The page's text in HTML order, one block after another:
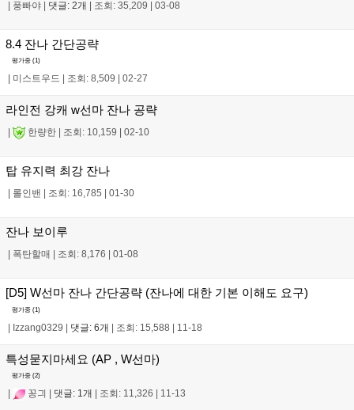
풍빠야 댓글: 2개 조회: 35,209 03-08
8.4 잔나 간단공략
평가중 (1)
미스트우드 조회: 8,509 02-27
라인전 강캐 w선마 잔나 공략
한량한 조회: 10,159 02-10
탑 유지력 최강 잔나
롤인밴 조회: 16,785 01-30
잔나 보이루
폭탄할매 조회: 8,176 01-08
[D5] W선마 잔나 간단공략 (잔나에 대한 기본 이해도 요구)
평가중 (1)
| Izzang0329 | 댓글: 6개 | 조회: 15,588 | 11-18
특성묻지마세요 (AP , W선마)
평가중 (2)
꽁긔 댓글: 1개 조회: 11,326 11-13